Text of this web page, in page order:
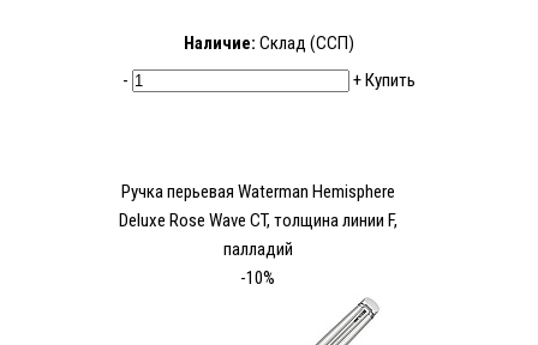
Наличие: Склад (ССП)
-
+Купить
Ручка перьевая Waterman Hemisphere
Deluxe Rose Wave CT, толщина линии F,
палладий
-10%